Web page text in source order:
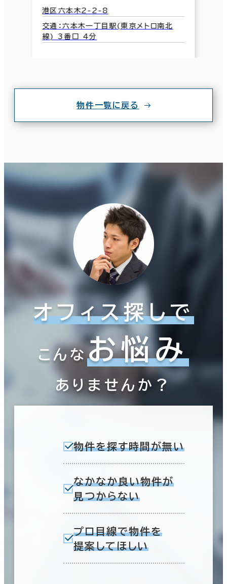
港区六本木2-2-8
交通：六本木一丁目駅(東京メトロ南北
線) 3番口 4分
物件一覧に戻る
オフィス探しで
こんなお悩み
ありませんか？
物件を探す時間が無い
なかなか良い物件が
見つからない
プロ目線で物件を
提案してほしい